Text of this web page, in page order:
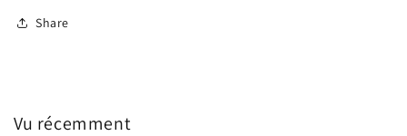
Share
Vu récemment